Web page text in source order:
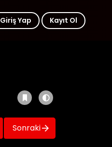
Giriş Yap Kayıt Ol
Sonraki